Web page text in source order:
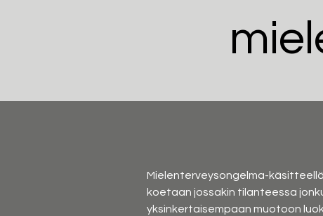
Mielenterveysongelma-
koetaan jossakin tilanteessa
yksinkertaisempaan muotoon